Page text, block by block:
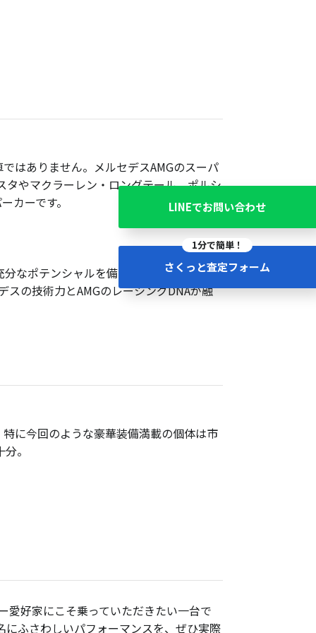
LINEでお問い合わせ
1分で簡単！
さくっと査定フォーム
はありません。メルセデスAMGのスーパ
やマクラーレン・ロングテール、ポルシ
カーです。
なポテンシャルを備えていなかったこと
スの技術力とAMGのレーシングDNAが融
に今回のような豪華装備満載の個体は市
。
愛好家にこそ乗っていただきたい一台で
ふさわしいパフォーマンスを、ぜひ実際